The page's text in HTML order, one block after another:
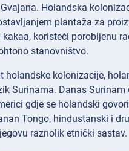
Holandska
plantaža za
kakaa, koristeći porobljenu
stanovništvo.
holandske kolonizacije,
Surinama. Danas Surinam
gdje se holandski
Tongo, hindustanski i
raznolik etnički sastav.